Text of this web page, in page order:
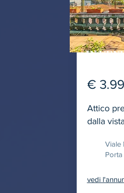
IN
€
Attico
dalla
Viale
vedi